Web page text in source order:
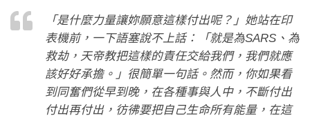
「是什麼力量讓妳願意這樣付出呢？」她站在印
表機前，一下語塞說不上話：「就是為SARS、為
救劫，天帝教把這樣的責任交給我們，我們就應
該好好承擔。」很簡單一句話。然而，你如果看
到同奮們從早到晚，在各種事與人中，不斷付出
付出再付出，彷彿要把自己生命所有能量，在這